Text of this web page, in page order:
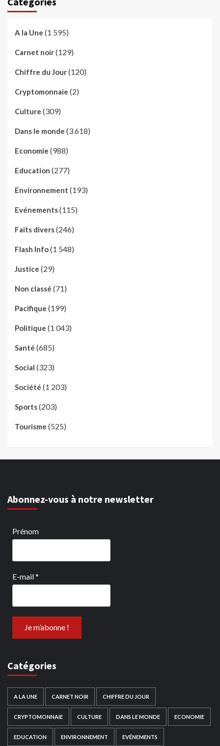
A la Une (1 595)
Carnet noir(129)
Chiffre du Jour(120)
Cryptomonnaie (2)
Culture (309)
Dans le monde (3 618)
Economie (988)
Education (277)
Environnement (193)
Evénements(115)
Faits divers(246)
Flash Info(1 548)
Justice (29)
Non classé (71)
Pacifique (199)
Politique (1 043)
Santé (685)
Social (323)
Société (1 203)
Sports(203)
Tourisme (525)
Abonnez-vous à notre newsletter
Prénom
E-mail*
Catégories
A LA UNE CARNET NOIR CHIFFRE DU JOUR
CRYPTOMONNAIE CULTURE DANS LE MONDE ECONOMIE
EDUCATION ENVIRONNEMENT EVÉNEMENTS